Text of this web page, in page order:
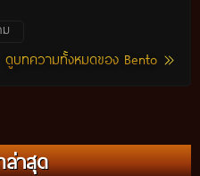
ดูบทความทั้งหมดของ Bento
าสุด